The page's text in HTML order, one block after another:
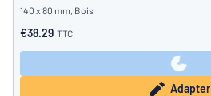
140 x 80 mm, Bois
€38.29 TTC
Adapter